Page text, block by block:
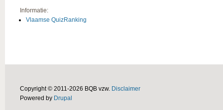
Informatie:
Vlaamse QuizRanking
Copyright © 2011-2026 BQB vzw. Disclaimer
Powered by Drupal